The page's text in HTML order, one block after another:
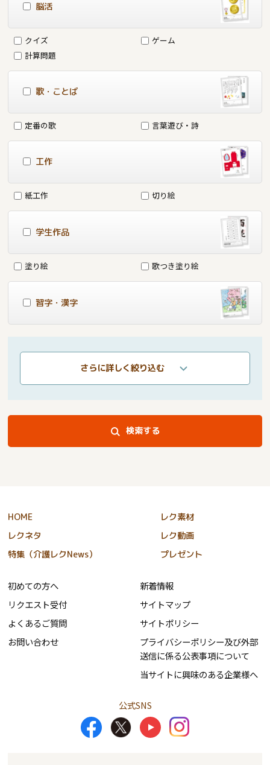
脳活
クイズ
ゲーム
計算問題
歌・ことば
定番の歌 言葉遊び・詩
工作
紙工作 切り絵
学生作品
塗り絵 歌つき塗り絵
習字・漢字
さらに詳しく絞り込む
検索する
HOME
レク素材
レクネタ
レク動画
特集（介護レクNews）
プレゼント
初めての方へ
リクエスト受付
よくあるご質問
お問い合わせ
新着情報
サイトマップ
サイトポリシー
プライバシーポリシー及び外部
送信に係る公表事項について
当サイトに興味のある企業様へ
公式SNS